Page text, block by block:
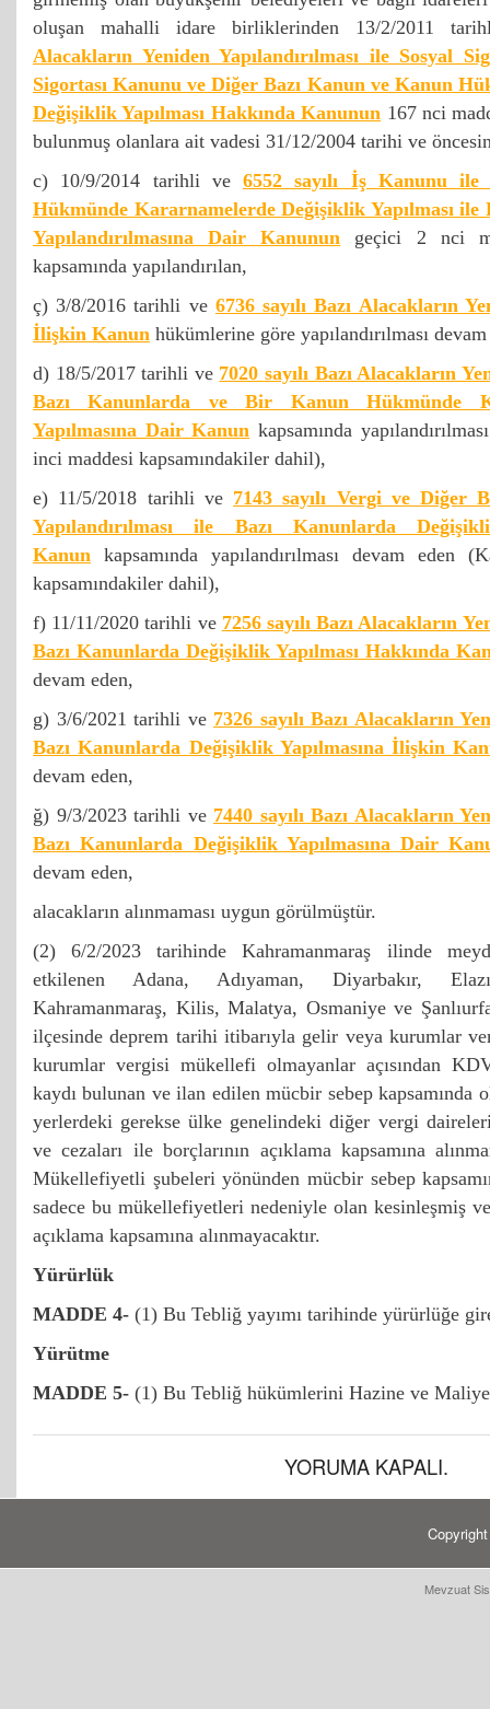
oluşan mahalli idare birliklerinden 13/2/2011
Alacakların Yeniden Yapılandırılması ile Sosyal
Sigortası Kanunu ve Diğer Bazı Kanun ve Kanun
Değişiklik Yapılması Hakkında Kanunun 167 nci
bulunmuş olanlara ait vadesi 31/12/2004 tarihi ve
c) 10/9/2014 tarihli ve 6552 sayılı İş Kanunu
Hükmünde Kararnamelerde Değişiklik Yapılması ile
Yapılandırılmasına Dair Kanunun geçici 2 nci
kapsamında yapılandırılan,
ç) 3/8/2016 tarihli ve 6736 sayılı Bazı Alacakların
İlişkin Kanun hükümlerine göre yapılandırılması
d) 18/5/2017 tarihli ve 7020 sayılı Bazı Alacakların
Bazı Kanunlarda ve Bir Kanun Hükmünde
Yapılmasına Dair Kanun kapsamında
inci maddesi kapsamındakiler dahil),
e) 11/5/2018 tarihli ve 7143 sayılı Vergi ve Diğer
Yapılandırılması ile Bazı Kanunlarda
Kanun kapsamında yapılandırılması devam eden
kapsamındakiler dahil),
f) 11/11/2020 tarihli ve 7256 sayılı Bazı Alacakların
Bazı Kanunlarda Değişiklik Yapılması Hakkında
devam eden,
g) 3/6/2021 tarihli ve 7326 sayılı Bazı Alacakların
Bazı Kanunlarda Değişiklik Yapılmasına İlişkin
devam eden,
ğ) 9/3/2023 tarihli ve 7440 sayılı Bazı Alacakların
Bazı Kanunlarda Değişiklik Yapılmasına Dair
devam eden,
alacakların alınmaması uygun görülmüştür.
(2) 6/2/2023 tarihinde Kahramanmaraş ilinde
etkilenen Adana, Adıyaman, Diyarbakır,
Kahramanmaraş, Kilis, Malatya, Osmaniye ve
ilçesinde deprem tarihi itibarıyla gelir veya kurumlar
kurumlar vergisi mükellefi olmayanlar açısından
kaydı bulunan ve ilan edilen mücbir sebep kapsamında
yerlerdeki gerekse ülke genelindeki diğer vergi
ve cezaları ile borçlarının açıklama kapsamına
Mükellefiyetli şubeleri yönünden mücbir sebep
sadece bu mükellefiyetleri nedeniyle olan kesinleşmiş
açıklama kapsamına alınmayacaktır.
Yürürlük
MADDE 4- (1) Bu Tebliğ yayımı tarihinde yürürlüğe
Yürütme
MADDE 5- (1) Bu Tebliğ hükümlerini Hazine ve
YORUMA KAPALI.
Mevzuat